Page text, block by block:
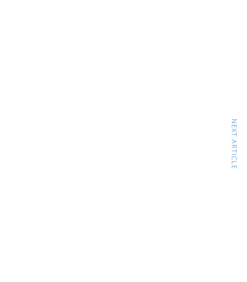
NEXT ARTICLE